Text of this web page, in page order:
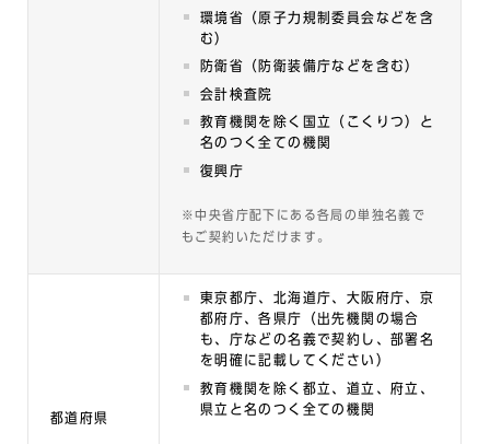
環境省（原子力規制委員会などを含
む）
防衛省（防衛装備庁などを含む）
会計検査院
教育機関を除く国立（こくりつ）と
名のつく全ての機関
復興庁
※中央省庁配下にある各局の単独名義で
もご契約いただけます。
都道府県
東京都庁、北海道庁、大阪府庁、京
都府庁、各県庁（出先機関の場合
も、庁などの名義で契約し、部署名
を明確に記載してください）
教育機関を除く都立、道立、府立、
県立と名のつく全ての機関